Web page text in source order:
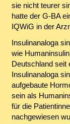
sie nicht teurer
hatte der G-BA
IQWiG in der
Insulinanaloga
wie
Deutschland seit
Insulinanaloga
aufgebaute
sein als
für die
nachgewiesen